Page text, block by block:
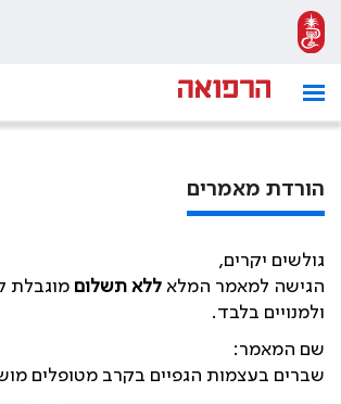
הורדת מאמרים
גולשים יקרים,
הגישה למאמר המלא ללא תשלום מוגבלת
ולמנויים בלבד.
שם המאמר:
שברים בעצמות הגפיים בקרב מטופלים